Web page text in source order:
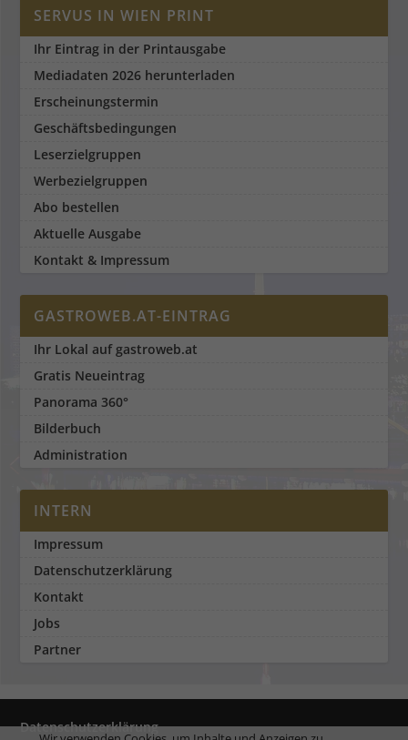
SERVUS IN WIEN PRINT
Ihr Eintrag in der Printausgabe
Mediadaten 2026 herunterladen
Erscheinungstermin
Geschäftsbedingungen
Leserzielgruppen
Werbezielgruppen
Abo bestellen
Aktuelle Ausgabe
Kontakt & Impressum
GASTROWEB.AT-EINTRAG
Ihr Lokal auf gastroweb.at
Gratis Neueintrag
Panorama 360°
Bilderbuch
Administration
INTERN
Impressum
Datenschutzerklärung
Kontakt
Jobs
Partner
Datenschutzerklärung